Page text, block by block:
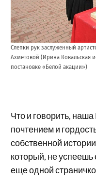
Слепки рук заслуженный
Ахметовой (Ирина Ковальская
постановке «Белой акации»)
Что и говорить,
почтением и
собственной
который, не успеешь
еще одной